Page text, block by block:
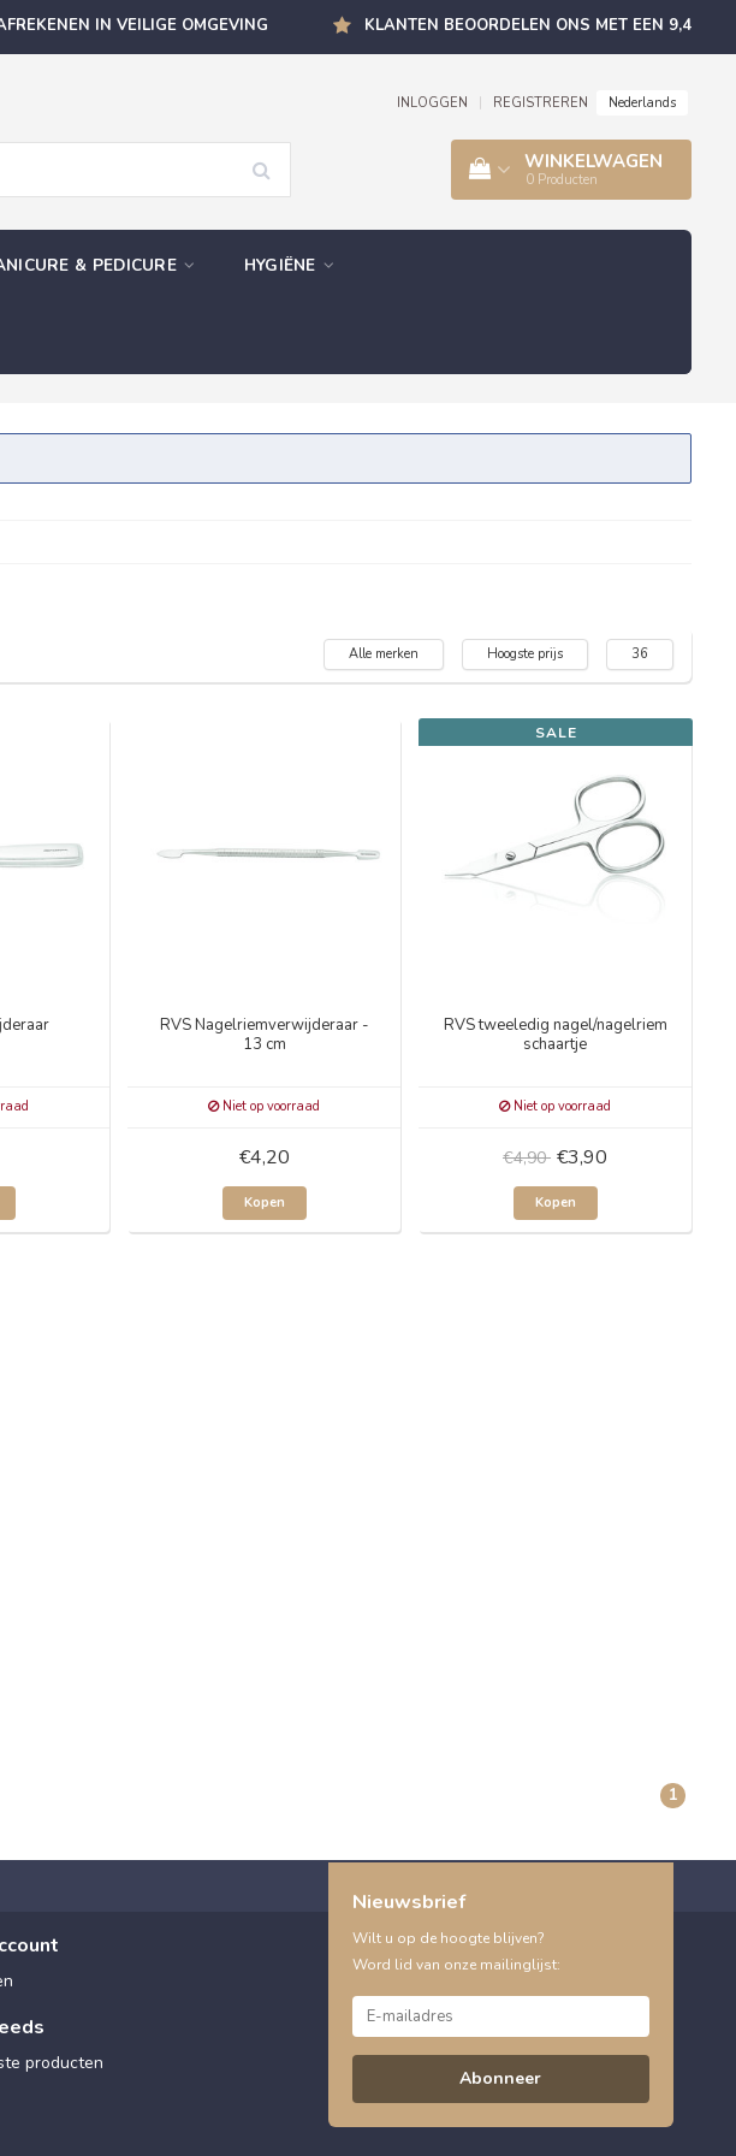
IN VEILIGE OMGEVING KLANTEN BEOORDELEN ONS MET EEN 9,4
INLOGGEN REGISTREREN Nederlands
WINKELWAGEN
0 Producten
& PEDICURE HYGIËNE
Alle merken Hoogste prijs 36
RVS Nagelriemverwijderaar -
13 cm
Niet op voorraad
€4,20
Kopen
SALE
RVS tweeledig nagel/nagelriem
schaartje
Niet op voorraad
€4,90 €3,90
Kopen
1
producten
Nieuwsbrief
Wilt u op de hoogte blijven?
Word lid van onze mailinglijst:
Abonneer